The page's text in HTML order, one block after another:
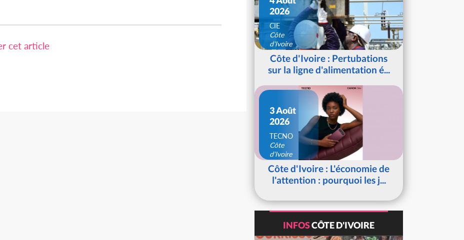
cet article
2026
CIE
Côte
d'Ivoire
Côte d'Ivoire : Pertubations
sur la ligne d'alimentation é...
3 Août
2026
TECNO
Côte
d'Ivoire
Côte d'Ivoire : L'économie de
l'attention : pourquoi les j...
INFOSCÔTE D'IVOIRE